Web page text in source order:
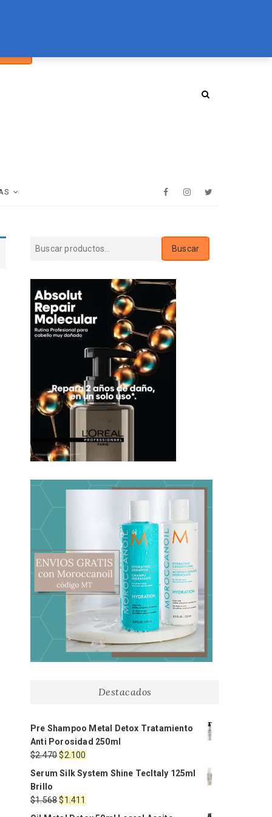
FacebookInstagram
Buscar
Destacados
Pre Shampoo Metal Detox Tratamiento
Anti Porosidad 250ml
$2.470El
precio
original
era:
$2.470.
$2.100
es:
$2.100.
Serum Silk System Shine TecItaly 125ml
Brillo
$1.568El
precio
$1.411
precio